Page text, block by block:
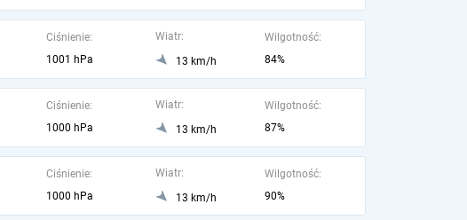
Ciśnienie:
1001 hPa
Wiatr:
13 km/h
Wilgotność:
84%
Ciśnienie:
1000 hPa
Wiatr:
13 km/h
Wilgotność:
87%
Ciśnienie:
1000 hPa
Wiatr:
13 km/h
Wilgotność:
90%